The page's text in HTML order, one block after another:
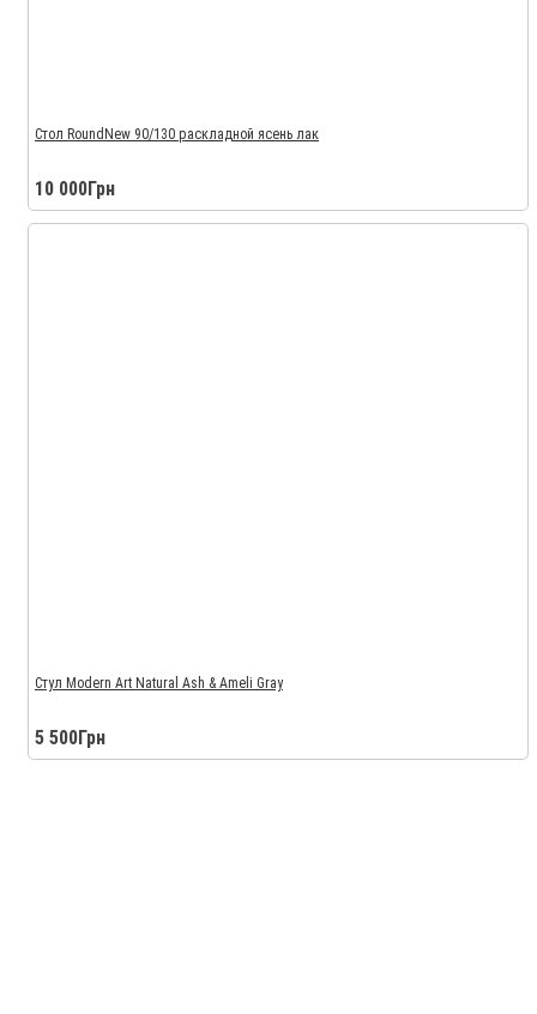
Стол RoundNew 90/130 раскладной ясень лак
10 000Грн
Стул Modern Art Natural Ash & Ameli Gray
5 500Грн